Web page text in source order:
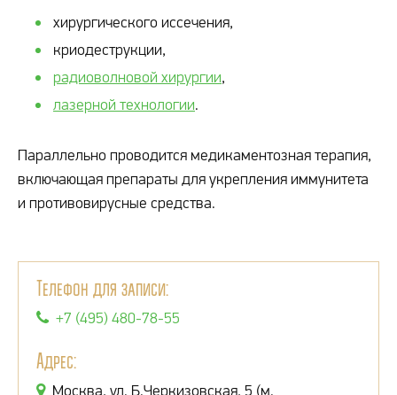
хирургического иссечения,
криодеструкции,
радиоволновой хирургии,
лазерной технологии.
Параллельно проводится медикаментозная терапия,
включающая препараты для укрепления иммунитета
и противовирусные средства.
Телефон для записи:
+7 (495) 480-78-55
Адрес:
Москва, ул. Б.Черкизовская, 5 (м.